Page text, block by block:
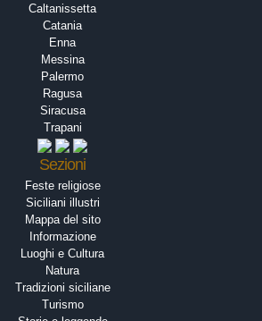
Caltanissetta
Catania
Enna
Messina
Palermo
Ragusa
Siracusa
Trapani
Sezioni
Feste religiose
Siciliani illustri
Mappa del sito
Informazione
Luoghi e Cultura
Natura
Tradizioni siciliane
Turismo